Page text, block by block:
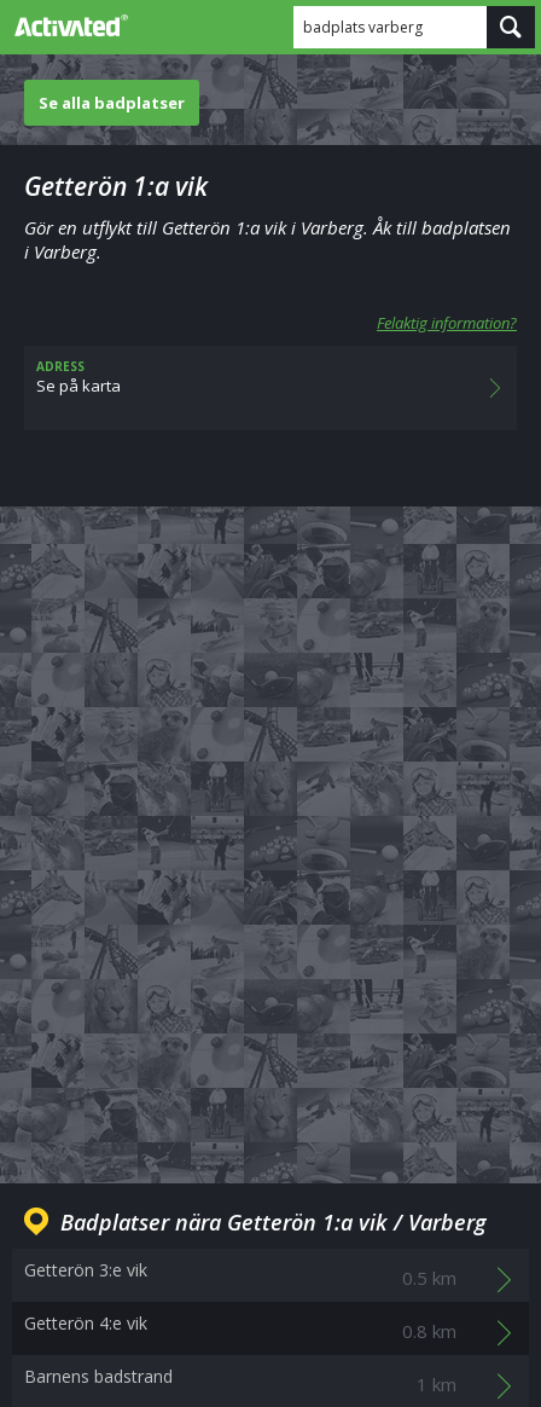
badplats varberg
Se alla badplatser
Getterön 1:a vik
Gör en utflykt till Getterön 1:a vik i Varberg. Åk till badplatsen
i Varberg.
Felaktig information?
ADRESS
Se på karta
Badplatser nära Getterön 1:a vik / Varberg
Getterön 3:e vik 0.5 km
Getterön 4:e vik 0.8 km
Barnens badstrand 1 km